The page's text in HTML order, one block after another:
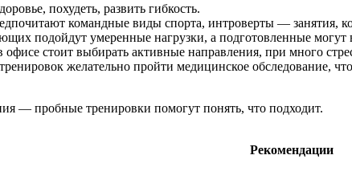
похудеть, развить гибкость.
командные виды спорта, интроверты — занятия,
подойдут умеренные нагрузки, а подготовленные
стоит выбирать активные направления, при много
желательно пройти медицинское обследование,
— пробные тренировки помогут понять, что подходит.
Рекомендации